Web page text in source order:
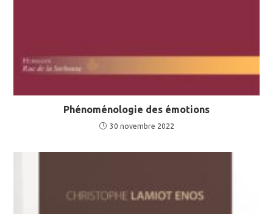
Phénoménologie des émotions
30 novembre 2022